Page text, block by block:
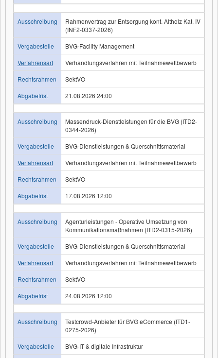
Ausschreibung
Rahmenvertrag zur Entsorgung kont. Altholz Kat. IV
(INF2-0337-2026)
Vergabestelle
BVG-Facility Management
Verfahrensart
Verhandlungsverfahren mit Teilnahmewettbewerb
Rechtsrahmen
SektVO
Abgabefrist
21.08.2026 24:00
Ausschreibung
Massendruck-Dienstleistungen für die BVG (ITD2-
0344-2026)
Vergabestelle
BVG-Dienstleistungen & Querschnittsmaterial
Verfahrensart
Verhandlungsverfahren mit Teilnahmewettbewerb
Rechtsrahmen
SektVO
Abgabefrist
17.08.2026 12:00
Ausschreibung
Agenturleistungen - Operative Umsetzung von
Kommunikationsmaßnahmen (ITD2-0315-2026)
Vergabestelle
BVG-Dienstleistungen & Querschnittsmaterial
Verfahrensart
Verhandlungsverfahren mit Teilnahmewettbewerb
Rechtsrahmen
SektVO
Abgabefrist
24.08.2026 12:00
Ausschreibung
Testcrowd-Anbieter für BVG eCommerce (ITD1-
0275-2026)
Vergabestelle
BVG-IT & digitale Infrastruktur